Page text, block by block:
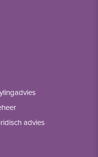
advies